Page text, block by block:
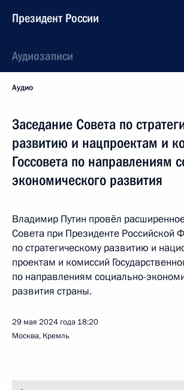
Президент России
Аудиозаписи
Аудио
Заседание Совета по
развитию и нацпроектам и
Госсовета по направлениям
экономического развития
Владимир Путин провёл
Совета при Президенте Российской
по стратегическому развитию и
проектам и комиссий
по направлениям социально-
развития страны.
29 мая 2024 года 18:20
Москва, Кремль